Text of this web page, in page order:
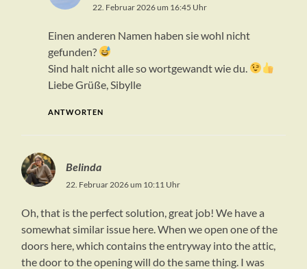
22. Februar 2026 um 16:45 Uhr
Einen anderen Namen haben sie wohl nicht
gefunden?
Sind halt nicht alle so wortgewandt wie du.
Liebe Grüße, Sibylle
ANTWORTEN
Belinda
22. Februar 2026 um 10:11 Uhr
Oh, that is the perfect solution, great job! We have a
somewhat similar issue here. When we open one of the
doors here, which contains the entryway into the attic,
the door to the opening will do the same thing. I was